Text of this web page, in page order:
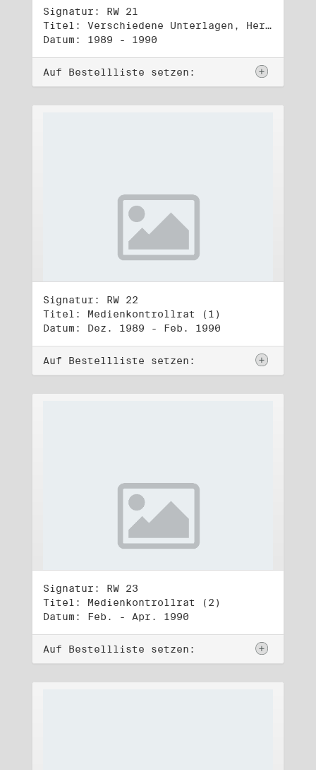
Signatur: RW 21
Titel: Verschiedene Unterlagen, Herbst 1989 bis Herbst 1990
Datum: 1989 - 1990
Auf Bestellliste setzen:
Signatur: RW 22
Titel: Medienkontrollrat (1)
Datum: Dez. 1989 - Feb. 1990
Auf Bestellliste setzen:
Signatur: RW 23
Titel: Medienkontrollrat (2)
Datum: Feb. - Apr. 1990
Auf Bestellliste setzen: